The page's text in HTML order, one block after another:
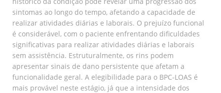
sintomas ao longo do tempo, afetando a capacidade de
realizar atividades diárias e laborais. O prejuízo funcional
é considerável, com o paciente enfrentando dificuldades
significativas para realizar atividades diárias e laborais
sem assistência. Estruturalmente, os rins podem
apresentar sinais de dano persistente que afetam a
funcionalidade geral. A elegibilidade para o BPC-LOAS é
mais provável neste estágio, já que a intensidade dos